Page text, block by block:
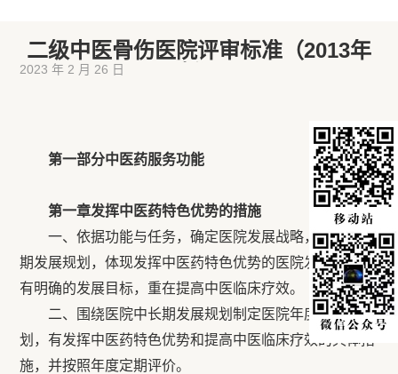
二级中医骨伤医院评审标准（2013年
2023 年 2 月 26 日
第一部分中医药服务功能
第一章发挥中医药特色优势的措施
一、依据功能与任务，确定医院发展战略，制定中长
期发展规划，体现发挥中医药特色优势的医院发展方向，
有明确的发展目标，重在提高中医临床疗效。
二、围绕医院中长期发展规划制定医院年度工作计
划，有发挥中医药特色优势和提高中医临床疗效的具体措
施，并按照年度定期评价。